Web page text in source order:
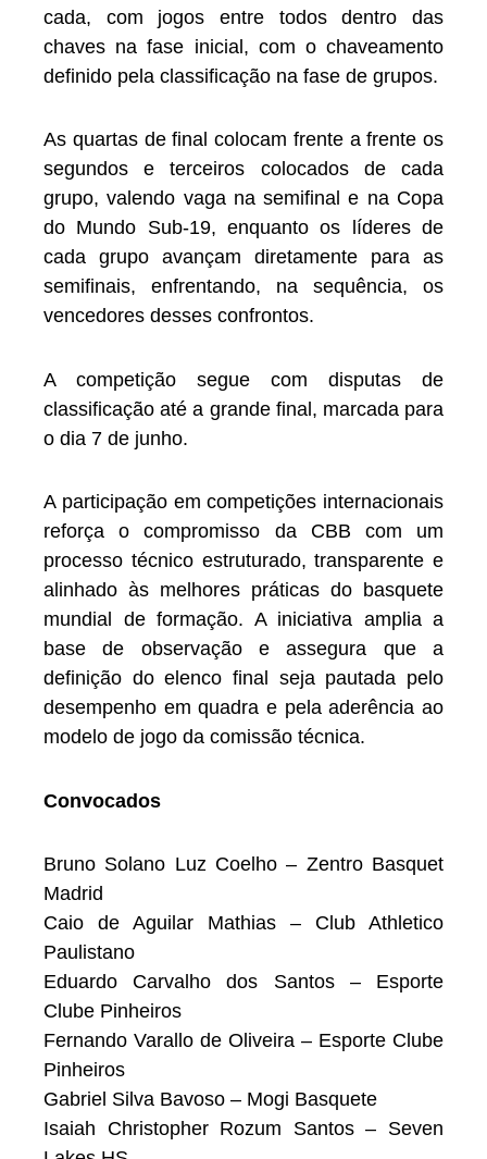
cada, com jogos entre todos dentro das
chaves na fase inicial, com o chaveamento
definido pela classificação na fase de grupos.
As quartas de final colocam frente a frente os
segundos e terceiros colocados de cada
grupo, valendo vaga na semifinal e na Copa
do Mundo Sub-19, enquanto os líderes de
cada grupo avançam diretamente para as
semifinais, enfrentando, na sequência, os
vencedores desses confrontos.
A competição segue com disputas de
classificação até a grande final, marcada para
o dia 7 de junho.
A participação em competições internacionais
reforça o compromisso da CBB com um
processo técnico estruturado, transparente e
alinhado às melhores práticas do basquete
mundial de formação. A iniciativa amplia a
base de observação e assegura que a
definição do elenco final seja pautada pelo
desempenho em quadra e pela aderência ao
modelo de jogo da comissão técnica.
Convocados
Bruno Solano Luz Coelho – Zentro Basquet
Madrid
Caio de Aguilar Mathias – Club Athletico
Paulistano
Eduardo Carvalho dos Santos – Esporte
Clube Pinheiros
Fernando Varallo de Oliveira – Esporte Clube
Pinheiros
Gabriel Silva Bavoso – Mogi Basquete
Isaiah Christopher Rozum Santos – Seven